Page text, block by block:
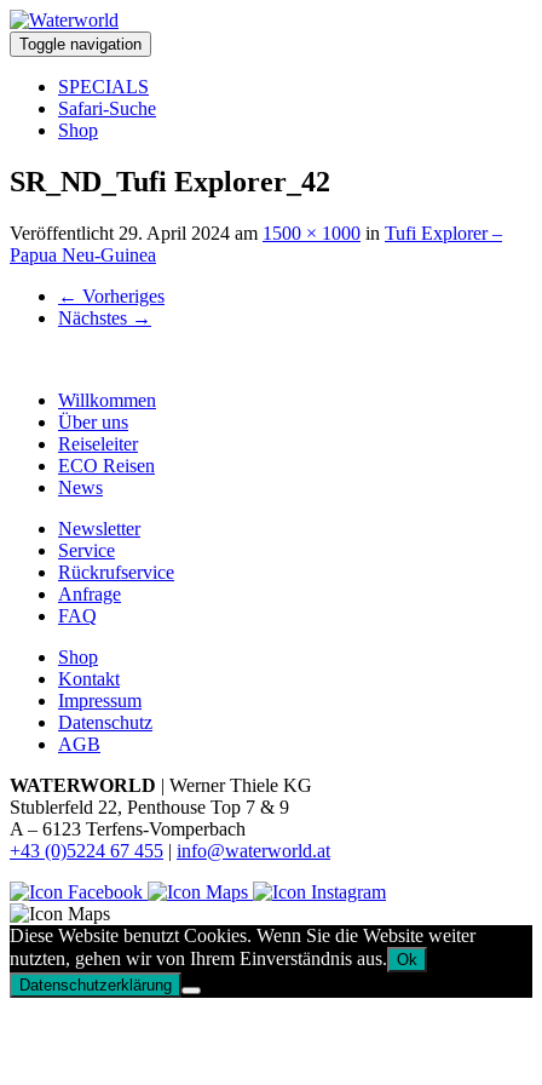
Toggle navigation
SPECIALS
Safari-Suche
Shop
SR_ND_Tufi Explorer_42
Veröffentlicht 29. April 2024 am 1500 × 1000 in Tufi Explorer –
Papua Neu-Guinea
← Vorheriges
Nächstes →
Willkommen
Über uns
Reiseleiter
ECO Reisen
News
Newsletter
Service
Rückrufservice
Anfrage
FAQ
Shop
Kontakt
Impressum
Datenschutz
AGB
WATERWORLD | Werner Thiele KG
Stublerfeld 22, Penthouse Top 7 & 9
A – 6123 Terfens-Vomperbach
+43 (0)5224 67 455 | info@waterworld.at
Diese Website benutzt Cookies. Wenn Sie die Website weiter
nutzten, gehen wir von Ihrem Einverständnis aus. Ok
Datenschutzerklärung